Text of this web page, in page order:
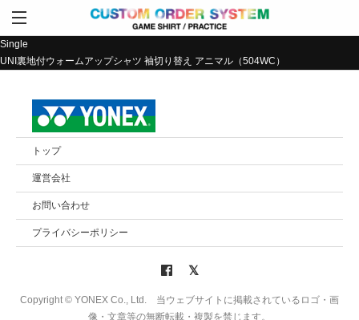
Single
UNI裏地付ウォームアップシャツ 袖切り替え アニマル（504WC）
トップ
運営会社
お問い合わせ
プライバシーポリシー
Copyright © YONEX Co., Ltd. 当ウェブサイトに掲載されているロゴ・画
像・文章等の無断転載・複製を禁じます。